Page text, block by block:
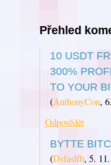
Přehled
10 USDT
300%
TO YOUR
(AnthonyCon,
Odpovědět
BYTTE
(Dsfaslfb, 5.